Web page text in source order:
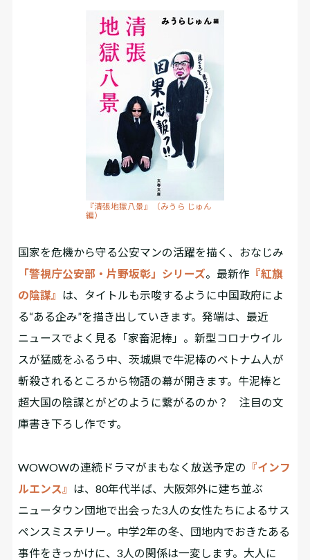
『清張地獄八景』（みうら じゅん
編）
国家を危機から守る公安マンの活躍を描く、おなじみ
「警視庁公安部・片野坂彰」シリーズ。最新作 『紅旗
の陰謀』 は、タイトルも示唆するように中国政府によ
る“ある企み”を描き出していきます。発端は、最近
ニュースでよく見る「家畜泥棒」。新型コロナウイル
スが猛威をふるう中、茨城県で牛泥棒のベトナム人が
斬殺されるところから物語の幕が開きます。牛泥棒と
超大国の陰謀とがどのように繋がるのか？ 注目の文
庫書き下ろし作です。
WOWOWの連続ドラマがまもなく放送予定の 『インフ
ルエンス』 は、80年代半ば、大阪郊外に建ち並ぶ
ニュータウン団地で出会った3人の女性たちによるサス
ペンスミステリー。中学2年の冬、団地内でおきたある
事件をきっかけに、3人の関係は一変します。大人に